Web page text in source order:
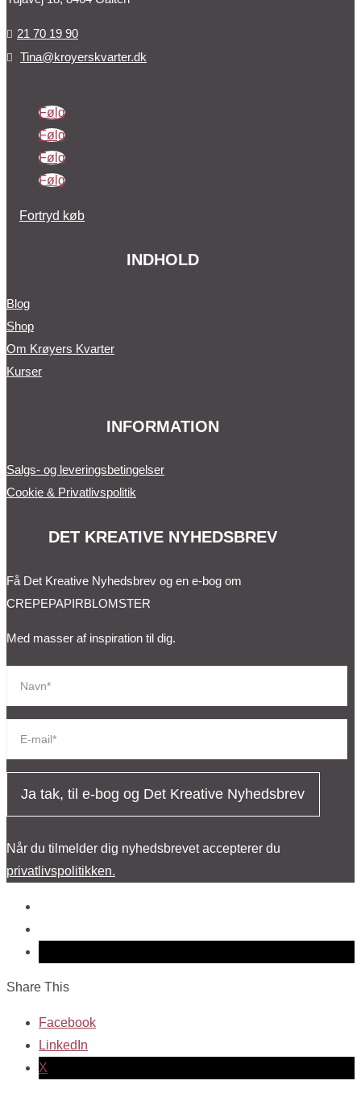
 21 70 19 90
 Tina@kroyerskvarter.dk
Følg
Følg
Følg
Følg
Fortryd køb
INDHOLD
Blog
Shop
Om Krøyers Kvarter
Kurser
INFORMATION
Salgs- og leveringsbetingelser
Cookie & Privatlivspolitik
DET KREATIVE NYHEDSBREV
Få Det Kreative Nyhedsbrev og en e-bog om
CREPEPAPIRBLOMSTER
Med masser af inspiration til dig.
Ja tak, til e-bog og Det Kreative Nyhedsbrev
Når du tilmelder dig nyhedsbrevet accepterer du
privatlivspolitikken.
Share This
Facebook
LinkedIn
X